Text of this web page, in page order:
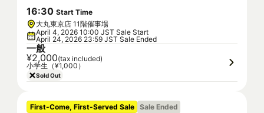
16:30 Start Time
大丸東京店 11階催事場
April 4, 2026 10:00 JST Sale Start
April 24, 2026 23:59 JST Sale Ended
一般
¥2,000(tax included)
小学生（¥1,000）
Sold Out
First-Come, First-Served Sale Sale Ended